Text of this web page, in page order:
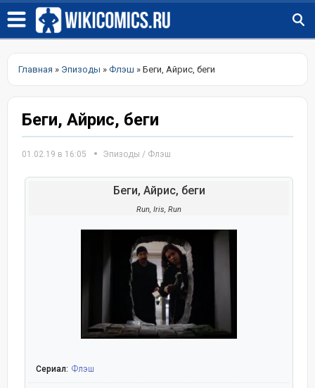
Главная » Эпизоды » Флэш » Беги, Айрис, беги
Беги, Айрис, беги
01.02.19 в 16:05 Эпизоды / Флэш
Беги, Айрис, беги
Run, Iris, Run
Сериал: Флэш